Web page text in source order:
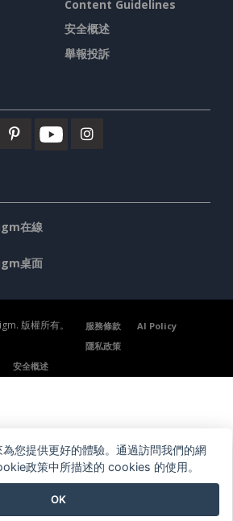
Content Guidelines
安全概述
舉報投訴
在線
桌面
版權所有。 服務條款
AI Policy
隱私政策
安全概述
您提供更好的體驗。通過訪問我們的網
政策中所描述的 cookies 的使用。
OK